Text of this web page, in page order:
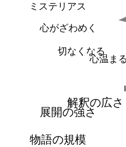
心温まる
切なくなる
心がざわめく
ミステリアス
物語の規模
展開の強さ
解釈の広さ